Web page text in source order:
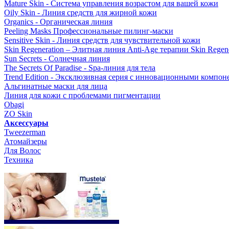
Mature Skin - Система управления возрастом для вашей кожи
Oily Skin - Линия средств для жирной кожи
Organics - Органическая линия
Peeling Masks Профессиональные пилинг-маски
Sensitive Skin - Линия средств для чувствительной кожи
Skin Regeneration – Элитная линия Anti-Age терапии Skin
Sun Secrets - Солнечная линия
The Secrets Of Paradise - Spa-линия для тела
Trend Edition - Эксклюзивная серия с инновационными
Альгинатные маски для лица
Линия для кожи с проблемами пигментации
Obagi
ZO Skin
Aксессуары
Tweezerman
Атомайзеры
Для Волос
Техника